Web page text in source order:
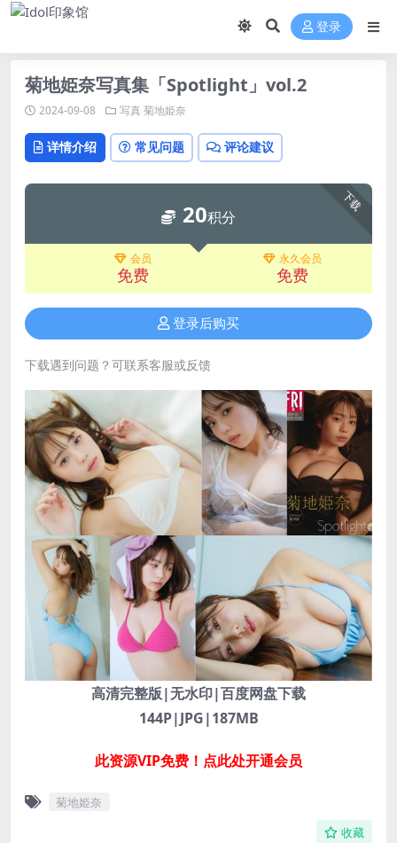
登录
菊地姫奈写真集「Spotlight」vol.2
2024-09-08 写真 菊地姫奈
详情介绍 常见问题 评论建议
下载
20积分
会员
免费
永久会员
免费
登录后购买
下载遇到问题？可联系客服或反馈
高清完整版|无水印|百度网盘下载
144P|JPG|187MB
此资源VIP免费！点此处开通会员
菊地姫奈
收藏